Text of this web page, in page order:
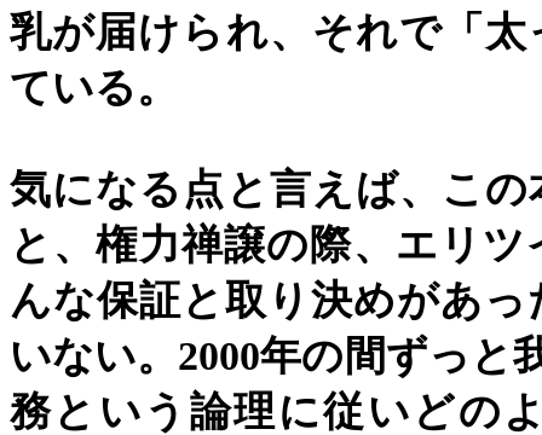
乳が届けられ、それで「
ている。
気になる点と言えば、こ
と、権力禅譲の際、エリ
んな保証と取り決めがあ
いない。 2000年の間ずっと
務という論理に従いどの